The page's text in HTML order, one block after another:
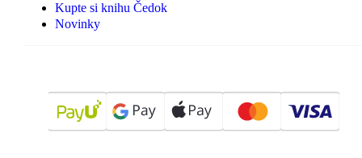
Kupte si knihu Čedok
Novinky